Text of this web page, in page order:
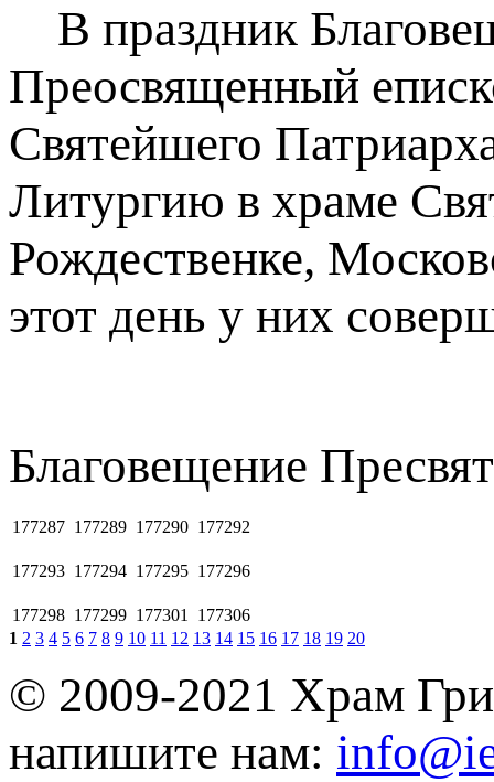
В праздник
Преосвященный
Святейшего
Литургию в храме
Рождественке,
этот день у них
Благовещение
177287 177289 177290 177292
177293 177294 177295 177296
177298 177299 177301
177306
1 2 3 4 5 6 7 8 9 10 11 12 13 14 15 16 17 18 19 20
© 2009-2021 Храм
напишите нам: